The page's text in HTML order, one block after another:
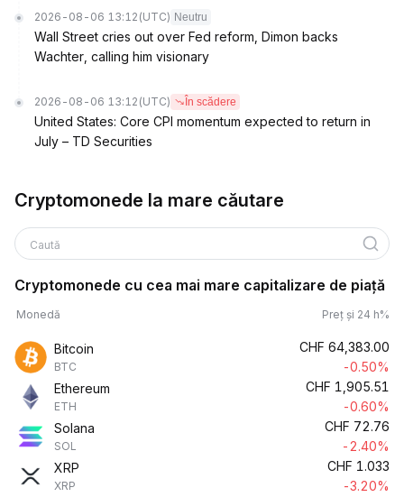
2026-08-06 13:12 (UTC) Neutru
Wall Street cries out over Fed reform, Dimon backs
Wachter, calling him visionary
2026-08-06 13:12 (UTC) În scădere
United States: Core CPI momentum expected to return in
July – TD Securities
Cryptomonede la mare căutare
Caută
Cryptomonede cu cea mai mare capitalizare de piață
Monedă Preț și 24 h%
Bitcoin
BTC
CHF 64,383.00
-0.50%
Ethereum
ETH
CHF 1,905.51
-0.60%
Solana
SOL
CHF 72.76
-2.40%
XRP
XRP
CHF 1.033
-3.20%